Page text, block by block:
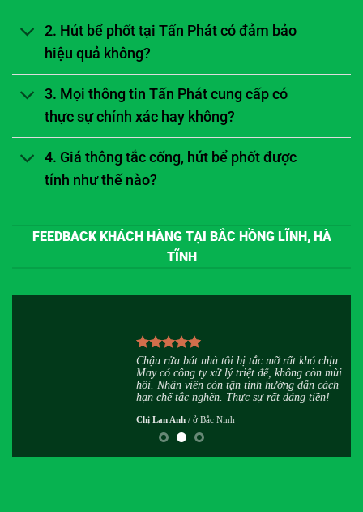
2. Hút bể phốt tại Tấn Phát có đảm bảo
hiệu quả không?
3. Mọi thông tin Tấn Phát cung cấp có
thực sự chính xác hay không?
4. Giá thông tắc cống, hút bể phốt được
tính như thế nào?
FEEDBACK KHÁCH HÀNG TẠI BẮC HỒNG LĨNH, HÀ
TĨNH
Chậu rửa bát nhà tôi bị tắc mỡ rất khó chịu.
May có công ty xử lý triệt để, không còn mùi
hôi. Nhân viên còn tận tình hướng dẫn cách
hạn chế tắc nghẽn. Thực sự rất đáng tiền!
Chị Lan Anh / ở Bắc Ninh